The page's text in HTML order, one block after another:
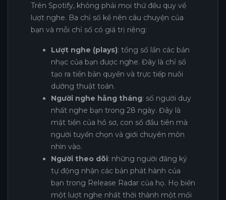
Trên Spotify, không phải mọi thứ đều quy về
lượt nghe. Ba chỉ số kể nên câu chuyện của
bạn và mỗi chỉ số có giá trị riêng:
Lượt nghe (plays): tổng số lần các bản
nhạc của bạn được nghe. Đây là chỉ số
tạo ra tiền bản quyền và trực tiếp nuôi
dưỡng thuật toán.
Người nghe hằng tháng: số người duy
nhất nghe bạn trong 28 ngày. Đây là
mặt tiền của hồ sơ, con số đầu tiên mà
người tuyển chọn và giới chuyên môn
nhìn vào.
Người theo dõi: những người đăng ký
tự động nhận các bản phát hành của
bạn trong Release Radar của họ. Họ biến
một lượt nghe nhất thời thành một mối